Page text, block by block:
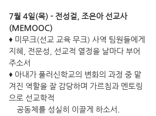
7월 4일(목) - 전성걸, 조은아 선교사
(MEMOOC)
♦ 미무크(선교 교육 무크) 사역 팀원들에게
지혜, 전문성, 선교적 열정을 날마다 부어
주소서
♦ 아내가 풀러신학교의 변화의 과정 중 맡
겨진 역할을 잘 감당하며 가르침과 멘토링
으로 선교학적
    공동체를 성실히 이끌게 하소서.